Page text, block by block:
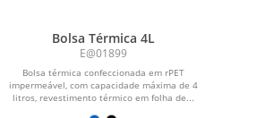
Bolsa Térmica 4L
E@01899
Bolsa térmica confeccionada em rPET
impermeável, com capacidade máxima de 4
litros, revestimento térmico em folha de...